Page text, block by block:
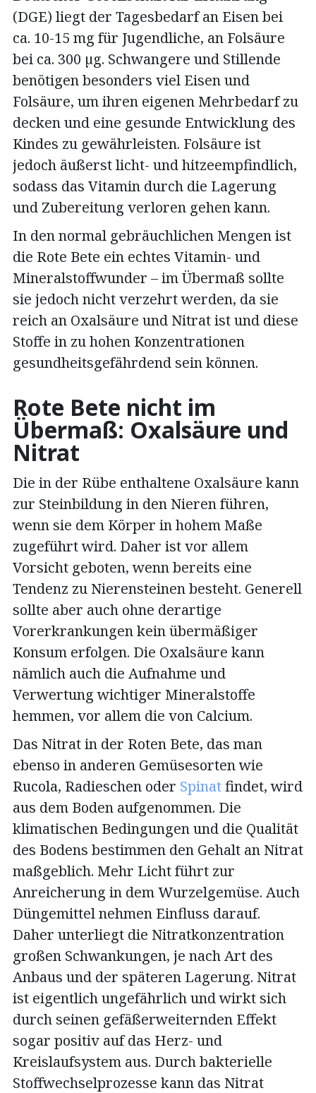
(DGE) liegt der Tagesbedarf an Eisen bei
ca. 10-15 mg für Jugendliche, an Folsäure
bei ca. 300 µg. Schwangere und Stillende
benötigen besonders viel Eisen und
Folsäure, um ihren eigenen Mehrbedarf zu
decken und eine gesunde Entwicklung des
Kindes zu gewährleisten. Folsäure ist
jedoch äußerst licht- und hitzeempfindlich,
sodass das Vitamin durch die Lagerung
und Zubereitung verloren gehen kann.
In den normal gebräuchlichen Mengen ist
die Rote Bete ein echtes Vitamin- und
Mineralstoffwunder – im Übermaß sollte
sie jedoch nicht verzehrt werden, da sie
reich an Oxalsäure und Nitrat ist und diese
Stoffe in zu hohen Konzentrationen
gesundheitsgefährdend sein können.
Rote Bete nicht im
Übermaß: Oxalsäure und
Nitrat
Die in der Rübe enthaltene Oxalsäure kann
zur Steinbildung in den Nieren führen,
wenn sie dem Körper in hohem Maße
zugeführt wird. Daher ist vor allem
Vorsicht geboten, wenn bereits eine
Tendenz zu Nierensteinen besteht. Generell
sollte aber auch ohne derartige
Vorerkrankungen kein übermäßiger
Konsum erfolgen. Die Oxalsäure kann
nämlich auch die Aufnahme und
Verwertung wichtiger Mineralstoffe
hemmen, vor allem die von Calcium.
Das Nitrat in der Roten Bete, das man
ebenso in anderen Gemüsesorten wie
Rucola, Radieschen oder Spinatfindet, wird
aus dem Boden aufgenommen. Die
klimatischen Bedingungen und die Qualität
des Bodens bestimmen den Gehalt an Nitrat
maßgeblich. Mehr Licht führt zur
Anreicherung in dem Wurzelgemüse. Auch
Düngemittel nehmen Einfluss darauf.
Daher unterliegt die Nitratkonzentration
großen Schwankungen, je nach Art des
Anbaus und der späteren Lagerung. Nitrat
ist eigentlich ungefährlich und wirkt sich
durch seinen gefäßerweiternden Effekt
sogar positiv auf das Herz- und
Kreislaufsystem aus. Durch bakterielle
Stoffwechselprozesse kann das Nitrat